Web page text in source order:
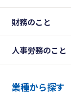
財務のこと
人事労務のこと
業種から探す